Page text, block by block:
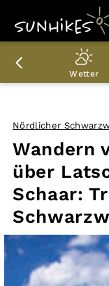
WANDERZIELE
WANDERUNGEN
ENTDECKEN
PLANER
Wetter
Wandern
über
Schaar:
Nördlicher